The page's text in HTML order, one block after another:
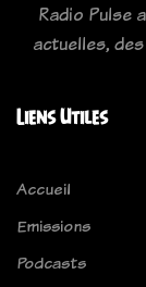
Radio Pulse
actuelles,
Liens Utiles
Accueil
Emissions
Podcasts